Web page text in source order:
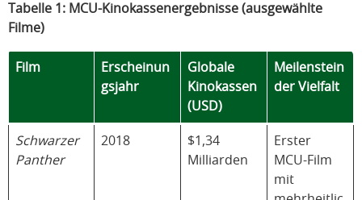
Tabelle 1: MCU-Kinokassenergebnisse (ausgewählte
Filme)
Film
Erscheinun
gsjahr
Globale
Kinokassen
(USD)
Meilenstein
der Vielfalt
Schwarzer
Panther
2018
$1,34
Milliarden
Erster
MCU-Film
mit